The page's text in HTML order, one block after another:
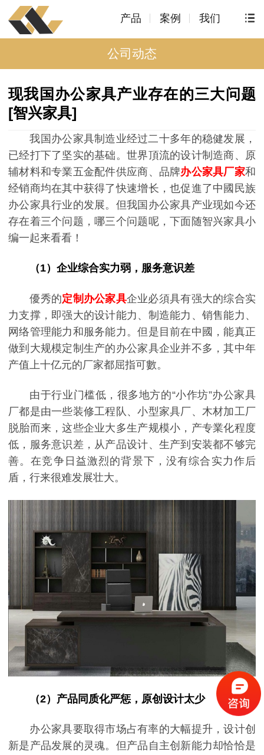
产品 案例 我们
公司动态
现我国办公家具产业存在的三大问题
[智兴家具]
我国办公家具制造业经过二十多年的稳健发展，
已经打下了坚实的基础。世界頂流的设计制造商、原
辅材料和专業五金配件供应商、品牌办公家具厂家和
经销商均在其中获得了快速增长，也促進了中國民族
办公家具行业的发展。但我国办公家具产业现如今还
存在着三个问题，哪三个问题呢，下面随智兴家具小
编一起来看看！
（1）企业综合实力弱，服务意识差
優秀的定制办公家具企业必須具有强大的综合实
力支撑，即强大的设计能力、制造能力、销售能力、
网络管理能力和服务能力。但是目前在中國，能真正
做到大规模定制生产的办公家具企业并不多，其中年
产值上十亿元的厂家都屈指可數。
由于行业门槛低，很多地方的“小作坊”办公家具
厂都是由一些装修工程队、小型家具厂、木材加工厂
脱胎而来，这些企业大多生产规模小，产专業化程度
低，服务意识差，从产品设计、生产到安装都不够完
善。在竞争日益激烈的背景下，没有综合实力作后
盾，行来很难发展壮大。
（2）产品同质化严惩，原创设计太少
办公家具要取得市场占有率的大幅提升，设计创
新是产品发展的灵魂。但产品自主创新能力却恰恰是